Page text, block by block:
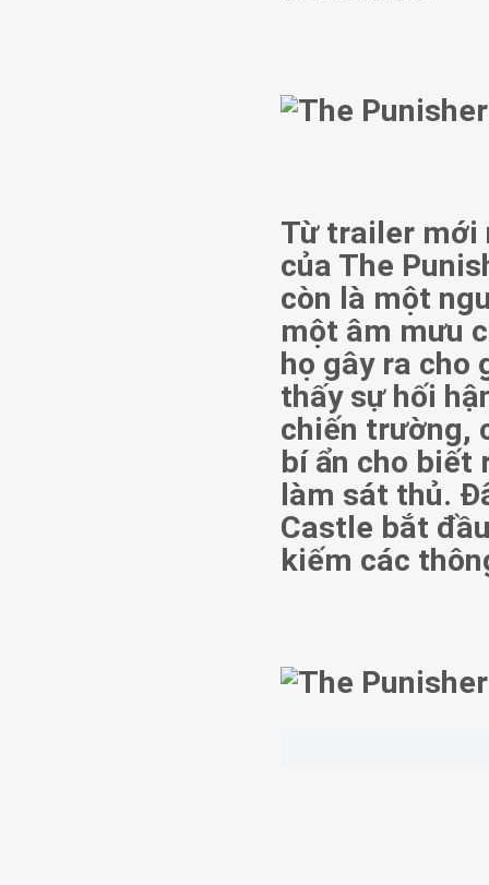
Từ trailer mới
của The
còn là một
một âm mưu
họ gây ra
thấy sự hối
chiến trường,
bí ẩn cho biết
làm sát thủ.
Castle bắt
kiếm các